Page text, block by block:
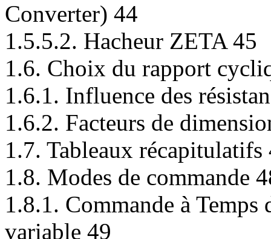
Converter) 44
1.5.5.2. Hacheur ZETA 45
1.6. Choix du rapport
1.6.1. Influence des
1.6.2. Facteurs de
1.7. Tableaux récapitulatifs
1.8. Modes de commande
1.8.1. Commande à
variable 49